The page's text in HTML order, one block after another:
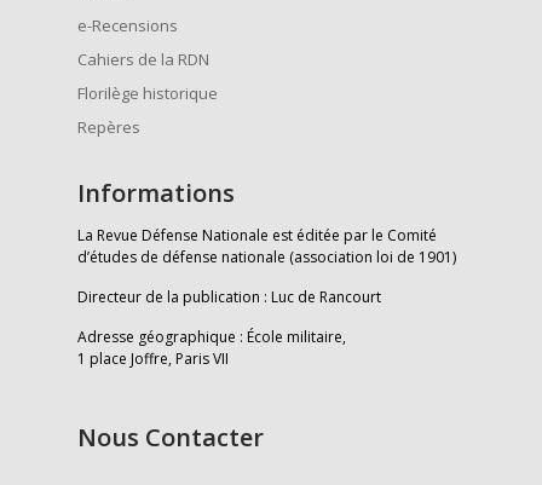
e-Recensions
Cahiers de la RDN
Florilège historique
Repères
Informations
La Revue Défense Nationale est éditée par le Comité
d’études de défense nationale (association loi de 1901)
Directeur de la publication : Luc de Rancourt
Adresse géographique : École militaire,
1 place Joffre, Paris VII
Nous Contacter